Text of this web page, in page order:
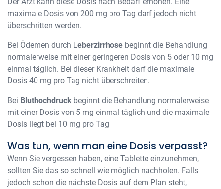
maximale Dosis von 200 mg pro Tag darf jedoch nicht
überschritten werden.
Bei Ödemen durch Leberzirrhose beginnt die Behandlung
normalerweise mit einer geringeren Dosis von 5 oder 10 mg
einmal täglich. Bei dieser Krankheit darf die maximale
Dosis 40 mg pro Tag nicht überschreiten.
Bei Bluthochdruck beginnt die Behandlung normalerweise
mit einer Dosis von 5 mg einmal täglich und die maximale
Dosis liegt bei 10 mg pro Tag.
Was tun, wenn man eine Dosis verpasst?
Wenn Sie vergessen haben, eine Tablette einzunehmen,
sollten Sie das so schnell wie möglich nachholen. Falls
jedoch schon die nächste Dosis auf dem Plan steht,